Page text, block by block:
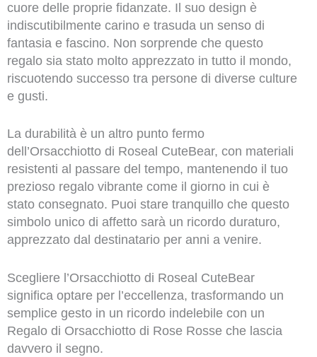
cuore delle proprie fidanzate. Il suo design è
indiscutibilmente carino e trasuda un senso di
fantasia e fascino. Non sorprende che questo
regalo sia stato molto apprezzato in tutto il mondo,
riscuotendo successo tra persone di diverse culture
e gusti.
La durabilità è un altro punto fermo
dell’Orsacchiotto di Roseal CuteBear, con materiali
resistenti al passare del tempo, mantenendo il tuo
prezioso regalo vibrante come il giorno in cui è
stato consegnato. Puoi stare tranquillo che questo
simbolo unico di affetto sarà un ricordo duraturo,
apprezzato dal destinatario per anni a venire.
Scegliere l’Orsacchiotto di Roseal CuteBear
significa optare per l’eccellenza, trasformando un
semplice gesto in un ricordo indelebile con un
Regalo di Orsacchiotto di Rose Rosse che lascia
davvero il segno.